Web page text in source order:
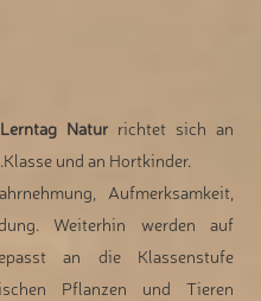
Lerntag Natur richtet sich an
und an Hortkinder.
Aufmerksamkeit,
Weiterhin werden auf
an die Klassenstufe
Pflanzen und Tieren